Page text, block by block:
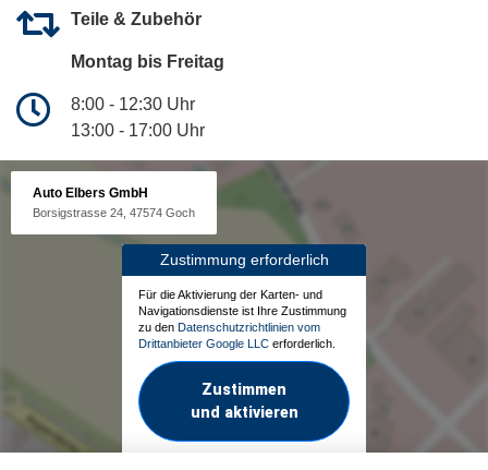
Teile & Zubehör
Montag bis Freitag
8:00 - 12:30 Uhr
13:00 - 17:00 Uhr
Auto Elbers GmbH
Borsigstrasse 24, 47574 Goch
Zustimmung erforderlich
Für die Aktivierung der Karten- und
Navigationsdienste ist Ihre Zustimmung
zu den Datenschutzrichtlinien vom
Drittanbieter Google LLC erforderlich.
Zustimmen
und aktivieren